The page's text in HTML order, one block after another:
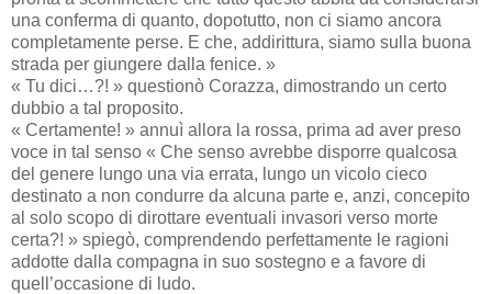
una conferma di quanto, dopotutto, non ci siamo ancora
completamente perse. E che, addirittura, siamo sulla buona
strada per giungere dalla fenice. »
« Tu dici…?! » questionò Corazza, dimostrando un certo
dubbio a tal proposito.
« Certamente! » annuì allora la rossa, prima ad aver preso
voce in tal senso « Che senso avrebbe disporre qualcosa
del genere lungo una via errata, lungo un vicolo cieco
destinato a non condurre da alcuna parte e, anzi, concepito
al solo scopo di dirottare eventuali invasori verso morte
certa?! » spiegò, comprendendo perfettamente le ragioni
addotte dalla compagna in suo sostegno e a favore di
quell’occasione di ludo.